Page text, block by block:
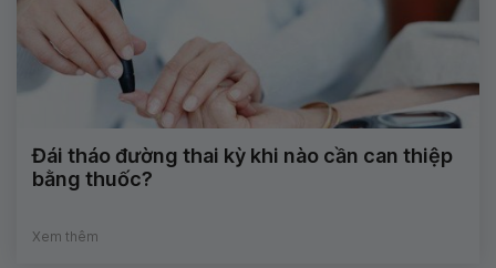
Đái tháo đường thai kỳ khi nào cần can thiệp
bằng thuốc?
Xem thêm